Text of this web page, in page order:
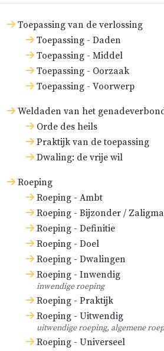
Toepassing van de verlossing
Toepassing - Daden
Toepassing - Middel
Toepassing - Oorzaak
Toepassing - Voorwerp
Weldaden van het
Orde des heils
Praktijk van de toepassing
Dwaling: de vrije wil
Roeping
Roeping - Ambt
Roeping - Bijzonder /
Roeping - Definitie
Roeping - Doel
Roeping - Dwalingen
Roeping - Inwendig
inwendige roeping
Roeping - Praktijk
Roeping - Uitwendig
uitwendige roeping, algemene
Roeping - Universeel